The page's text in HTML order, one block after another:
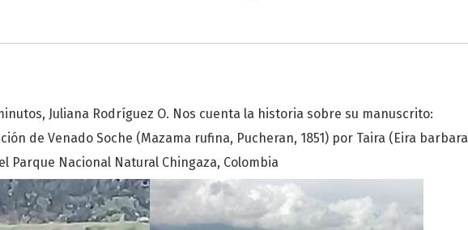
Juliana Rodríguez O. Nos cuenta la historia sobre su manuscrito:
de Venado Soche (Mazama rufina, Pucheran, 1851) por Taira (Eira barbara
Parque Nacional Natural Chingaza, Colombia